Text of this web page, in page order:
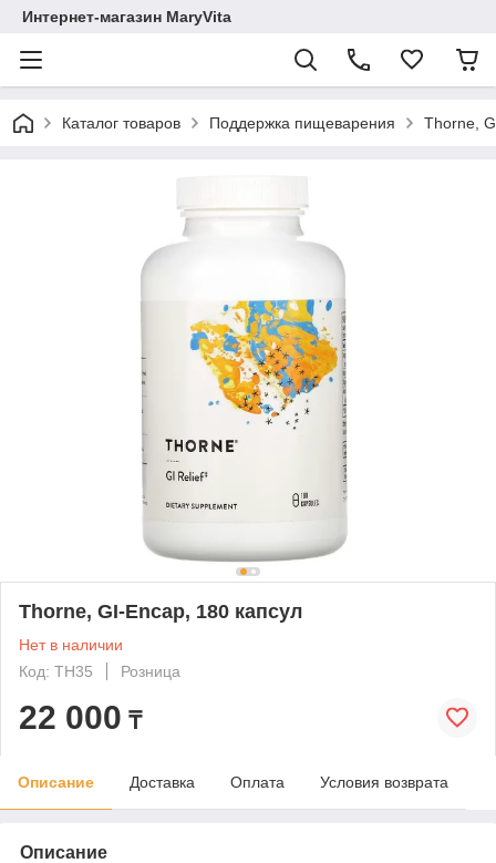
Интернет-магазин MaryVita
Каталог товаров Поддержка пищеварения Thorne,
Thorne, GI-Encap, 180 капсул
Нет в наличии
Код: TH35
Розница
22 000 ₸
Описание Доставка Оплата Условия возврата
Описание